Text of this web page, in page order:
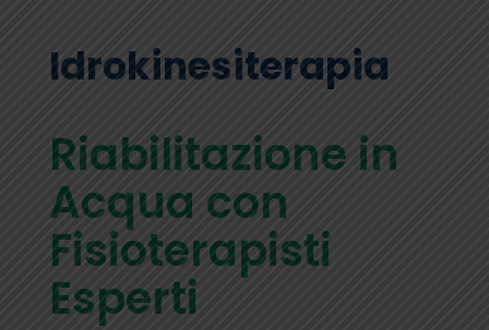
Idrokinesiterapia
Riabilitazione in
Acqua con
Fisioterapisti
Esperti